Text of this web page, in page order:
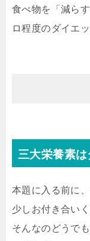
食べ物を「減ら
ロ程度のダイエ
三大栄養素
本題に入る前に
少しお付き合いく
そんなのどうで